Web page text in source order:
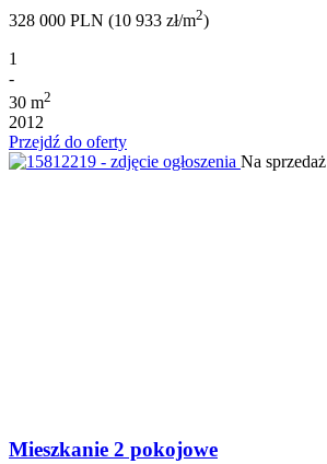
328 000 PLN (10 933 zł/m2)
1
-
30 m2
2012
Przejdź do oferty
Na sprzedaż
Mieszkanie 2 pokojowe